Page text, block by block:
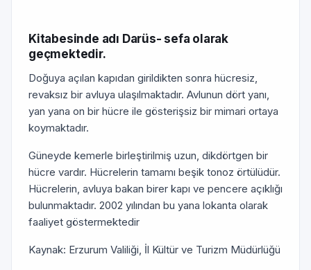
Kitabesinde adı Darüs- sefa olarak
geçmektedir.
Doğuya açılan kapıdan girildikten sonra hücresiz,
revaksız bir avluya ulaşılmaktadır. Avlunun dört yanı,
yan yana on bir hücre ile göste­rişsiz bir mimari ortaya
koymak­tadır.
Güneyde kemerle birleşti­rilmiş uzun, dikdörtgen bir
hücre vardır. Hücrelerin tamamı beşik tonoz örtülüdür.
Hücrelerin, av­luya bakan birer kapı ve pencere açıklığı
bulunmaktadır. 2002 yılından bu yana lokanta olarak
faaliyet göstermektedir
Kaynak: Erzurum Valiliği, İl Kültür ve Turizm Müdürlüğü